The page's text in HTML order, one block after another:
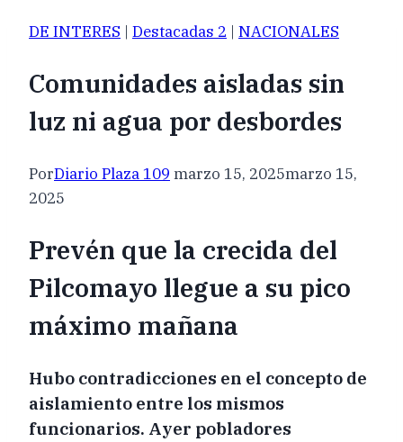
DE INTERES | Destacadas 2 | NACIONALES
Comunidades aisladas sin
luz ni agua por desbordes
PorDiario Plaza 109 marzo 15, 2025marzo 15,
2025
Prevén que la crecida del
Pilcomayo llegue a su pico
máximo mañana
Hubo contradicciones en el concepto de
aislamiento entre los mismos
funcionarios. Ayer pobladores